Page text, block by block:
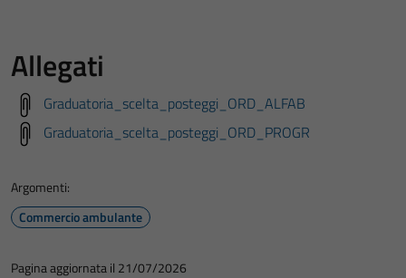
Allegati
Graduatoria_scelta_posteggi_ORD_ALFAB
Graduatoria_scelta_posteggi_ORD_PROGR
Argomenti:
Commercio ambulante
Pagina aggiornata il 21/07/2026